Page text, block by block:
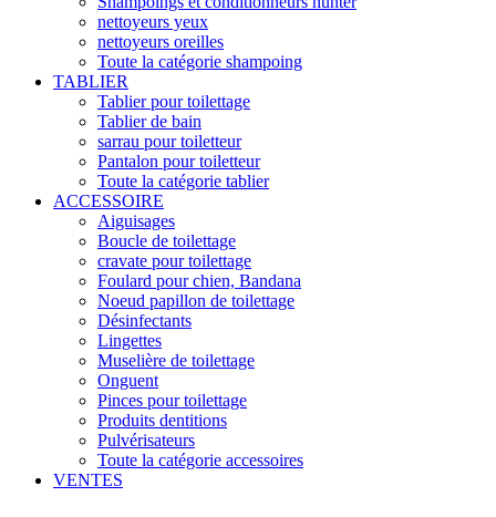
nettoyeurs yeux
nettoyeurs oreilles
Toute la catégorie shampoing
TABLIER
Tablier pour toilettage
Tablier de bain
sarrau pour toiletteur
Pantalon pour toiletteur
Toute la catégorie tablier
ACCESSOIRE
Aiguisages
Boucle de toilettage
cravate pour toilettage
Foulard pour chien, Bandana
Noeud papillon de toilettage
Désinfectants
Lingettes
Muselière de toilettage
Onguent
Pinces pour toilettage
Produits dentitions
Pulvérisateurs
Toute la catégorie accessoires
VENTES